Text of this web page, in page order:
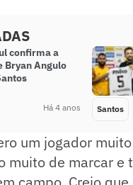
confirma a
Bryan Angulo
Há 4 anos Santos
um jogador muito
muito de marcar e